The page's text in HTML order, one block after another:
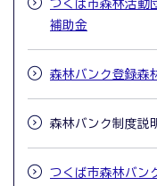
つくば市森林活動
補助金
森林バンク登録森
森林バンク制度説
つくば市森林バン